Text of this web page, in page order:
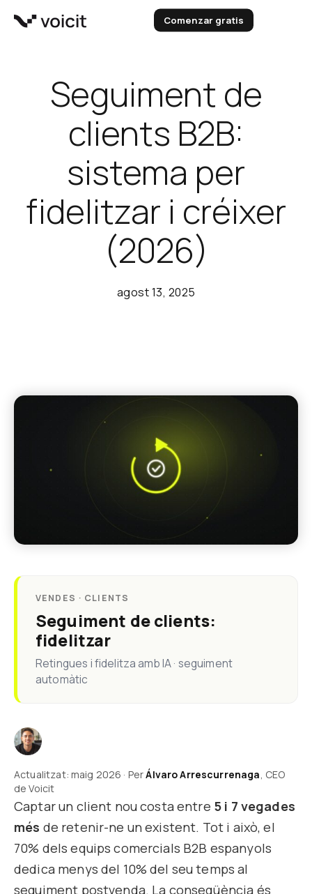
Comenzar gratis
Seguiment de
clients B2B:
sistema per
fidelitzar i créixer
(2026)
agost 13, 2025
VENDES · CLIENTS
Seguiment de clients:
fidelitzar
Retingues i fidelitza amb IA · seguiment
automàtic
Actualitzat: maig 2026 · PerÁlvaro Arrescurrenaga, CEO
de Voicit
Captar un client nou costa entre 5 i 7 vegades
més de retenir-ne un existent. Tot i això, el
70% dels equips comercials B2B espanyols
dedica menys del 10% del seu temps al
seguiment postvenda. La conseqüència és